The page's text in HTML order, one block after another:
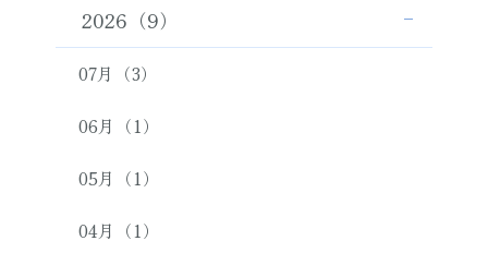
2026（9）
07月（3）
06月（1）
05月（1）
04月（1）